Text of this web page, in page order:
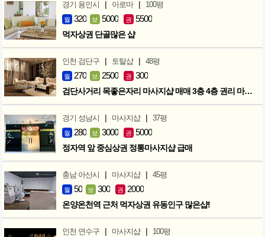
경기 용인시 | 아로마 | 100평
월 320 보 5000 권 5500
먹자상권 단골많은 샵
인천 검단구 | 토탈샵 | 48평
월 270 보 2500 권 300
검단사거리 목좋은자리 마사지샵 매매 3층 4층 권리 마지막인하 300만
경기 성남시 | 마사지샵 | 37평
월 280 보 3000 권 5000
정자역 앞 중심상권 정통마사지샵 급매
충남 아산시 | 마사지샵 | 45평
월 50 보 300 권 2000
온양온천역 근처 먹자상권 유동인구 많은샵!
인천 연수구 | 마사지샵 | 100평